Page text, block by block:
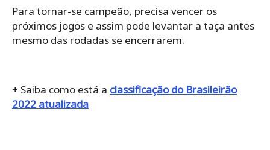
Para tornar-se campeão, precisa vencer os
próximos jogos e assim pode levantar a taça antes
mesmo das rodadas se encerrarem.
+ Saiba como está a classificação do Brasileirão
2022 atualizada